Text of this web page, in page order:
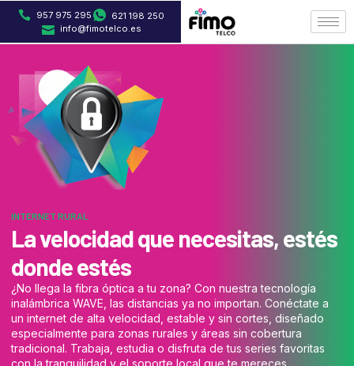
957 975 295
621 198 250
info@fimotelco.es
INTERNET RURAL
La velocidad que necesitas, estés
donde estés
¿No llega la fibra óptica a tu zona? Con nuestra tecnología
inalámbrica WAVE, las distancias ya no importan. Conéctate a
un internet de alta velocidad, estable y sin cortes, diseñado
especialmente para zonas rurales y áreas sin cobertura
tradicional. Trabaja, estudia o disfruta de tus series favoritas